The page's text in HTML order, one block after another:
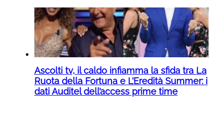
Ascolti tv, il caldo infiamma la sfida tra La
Ruota della Fortuna e L’Eredità Summer: i
dati Auditel dell’access prime time